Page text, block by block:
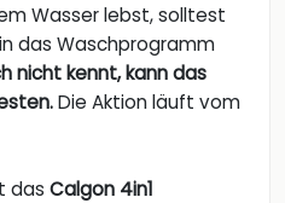
Wasser lebst, solltest
das Waschprogramm
nicht kennt, kann das
Die Aktion läuft vom
das Calgon 4in1